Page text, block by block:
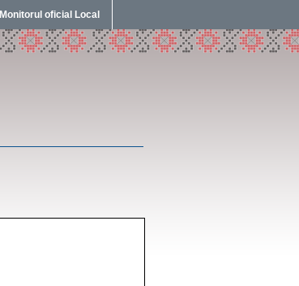
Monitorul oficial Local